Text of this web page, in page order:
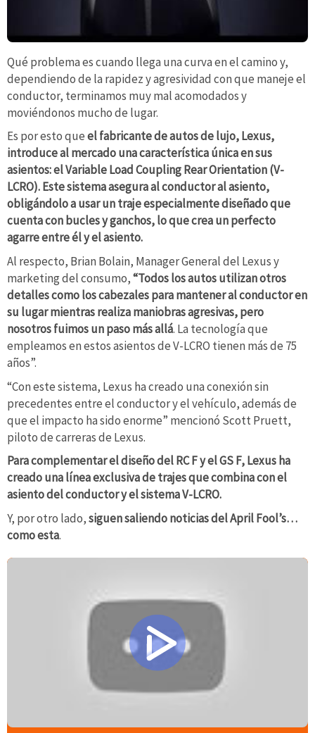
Qué problema es cuando llega una curva en el camino y,
dependiendo de la rapidez y agresividad con que maneje el
conductor, terminamos muy mal acomodados y
moviéndonos mucho de lugar.
Es por esto queel fabricante de autos de lujo, Lexus,
introduce al mercado una característica única en sus
asientos: el Variable Load Coupling Rear Orientation (V-
LCRO). Este sistema asegura al conductor al asiento,
obligándolo a usar un traje especialmente diseñado que
cuenta con bucles y ganchos, lo que crea un perfecto
agarre entre él y el asiento.
Al respecto, Brian Bolain, Manager General del Lexus y
marketing del consumo,“Todos los autos utilizan otros
detalles como los cabezales para mantener al conductor en
su lugar mientras realiza maniobras agresivas, pero
nosotros fuimos un paso más allá. La tecnología que
empleamos en estos asientos de V-LCRO tienen más de 75
años”.
“Con este sistema, Lexus ha creado una conexión sin
precedentes entre el conductor y el vehículo, además de
que el impacto ha sido enorme” mencionó Scott Pruett,
piloto de carreras de Lexus.
Para complementar el diseño del RC F y el GS F, Lexus ha
creado una línea exclusiva de trajes que combina con el
asiento del conductor y el sistema V-LCRO.
Y, por otro lado,siguen saliendo noticias del April Fool’s…
como esta.